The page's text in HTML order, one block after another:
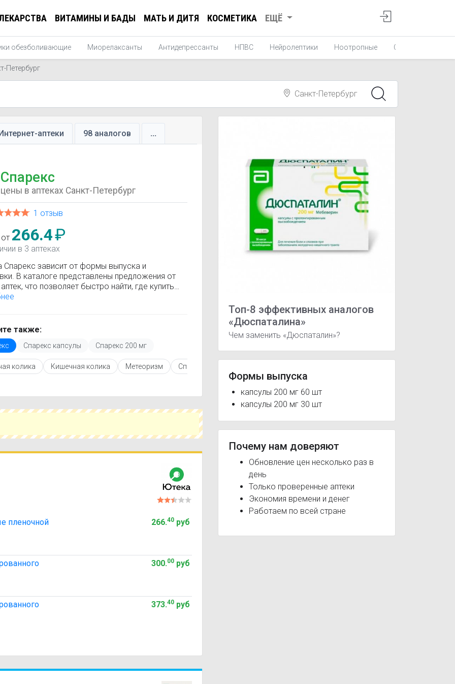
ВИТАМИНЫ И БАДЫ МАТЬ И ДИТЯ КОСМЕТИКА ЕЩЁ
обезболивающие Миорелаксанты Антидепрессанты НПВС Нейролептики Ноотропные Средства от
Петербург
Санкт-Петербург
аптеки 98 аналогов ...
Спарекс
цены в аптеках Санкт-Петербург
1 отзыв
266.4₽
в 3 аптеках
Спарекс зависит от формы выпуска и
В каталоге представлены предложения от
что позволяет быстро найти, где купить
по минимальной цене. Информация о стоимости
рекомендуется ознакомиться с
по применению, показаниями и
При необходимости вы можете
аналоги Спарекс с похожим действующим
или более доступной ценой.
время и выбрать оптимальный вариант по
также:
Спарекс капсулы Спарекс 200 мг
колика Кишечная колика Метеоризм Спазм органов ЖКТ
пленочной
266.40руб
300.00руб
373.40руб
Топ-8 эффективных аналогов
«Дюспаталина»
Чем заменить «Дюспаталин»?
Формы выпуска
капсулы 200 мг 60 шт
капсулы 200 мг 30 шт
Почему нам доверяют
Обновление цен несколько раз в
день
Только проверенные аптеки
Экономия времени и денег
Работаем по всей стране